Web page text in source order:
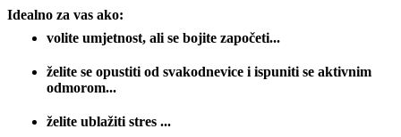
Idealno za vas ako:
volite umjetnost, ali se bojite započeti...
želite se opustiti od svakodnevice i ispuniti se aktivnim
odmorom...
želite ublažiti stres ...